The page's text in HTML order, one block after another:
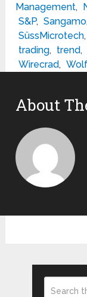
Management,
S&P, Sangamo
SüssMicrotech,
trading, trend,
Wirecrad,
About